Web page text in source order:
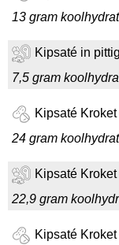
13 gram
Kipsaté in
7,5 gram
Kipsaté
24 gram
Kipsaté
22,9 gram
Kipsaté